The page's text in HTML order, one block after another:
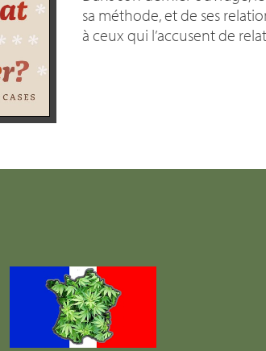
sa méthode, et de ses
à ceux qui l’accusent de